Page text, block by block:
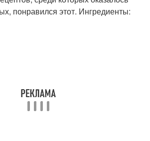
понравился этот. Ингредиенты: